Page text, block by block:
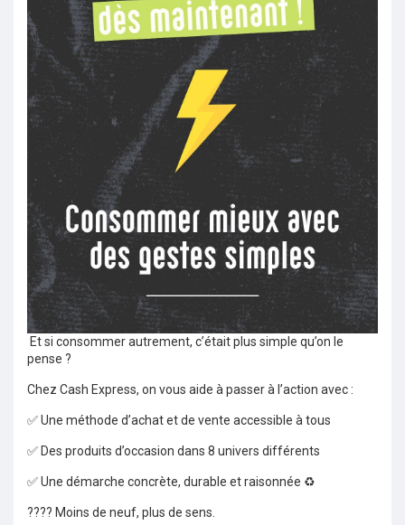
Et si consommer autrement, c’était plus simple qu’on le
pense ?
Chez Cash Express, on vous aide à passer à l’action avec :
✅ Une méthode d’achat et de vente accessible à tous
✅ Des produits d’occasion dans 8 univers différents
✅ Une démarche concrète, durable et raisonnée ♻
???? Moins de neuf, plus de sens.